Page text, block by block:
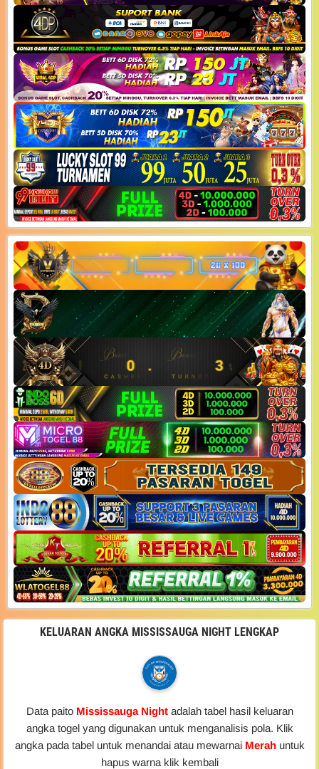
KELUARAN ANGKA MISSISSAUGA NIGHT LENGKAP
Data paito Mississauga Night adalah tabel hasil keluaran
angka togel yang digunakan untuk menganalisis pola. Klik
angka pada tabel untuk menandai atau mewarnai Merahuntuk
hapus warna klik kembali